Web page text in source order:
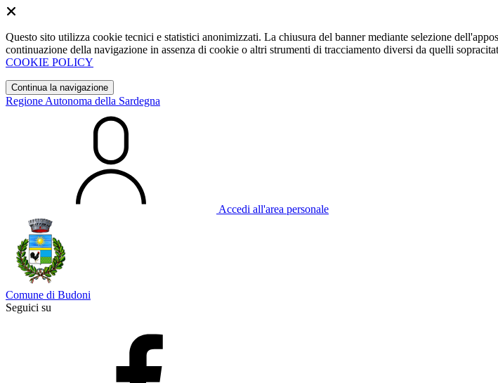
Questo sito utilizza cookie tecnici e statistici anonimizzati. La chiusura del banner mediante selezione
continuazione della navigazione in assenza di cookie o altri strumenti di tracciamento diversi da quelli
COOKIE POLICY
Continua la navigazione
Regione Autonoma della Sardegna
Accedi all'area personale
Comune di Budoni
Seguici su